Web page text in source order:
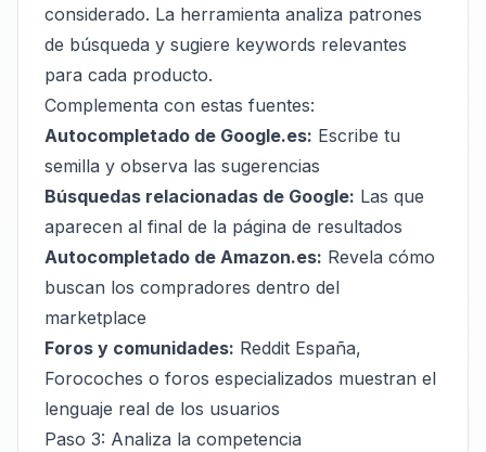
considerado. La herramienta analiza patrones
de búsqueda y sugiere keywords relevantes
para cada producto.
Complementa con estas fuentes:
Autocompletado de Google.es: Escribe tu
semilla y observa las sugerencias
Búsquedas relacionadas de Google: Las que
aparecen al final de la página de resultados
Autocompletado de Amazon.es: Revela cómo
buscan los compradores dentro del
marketplace
Foros y comunidades: Reddit España,
Forocoches o foros especializados muestran el
lenguaje real de los usuarios
Paso 3: Analiza la competencia